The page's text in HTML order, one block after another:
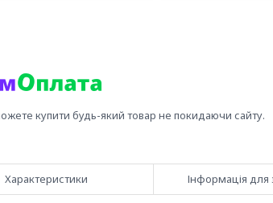
купити будь-який товар не покидаючи сайту.
Характеристики Інформація